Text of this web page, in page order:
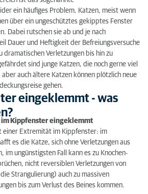
eingeklemmt - was kann
bei der Katze
Katze im Kippfenster
ein häufiges Problem. Katzen, meist wenn
über ein ungeschütztes gekipptes Fenster
Dabei rutschen sie ab und je nach
Dauer und Heftigkeit der Befreiungsversuche
dramatischen Verletzungen bis hin zu
sind junge Katzen, die noch gerne viel
aber auch ältere Katzen können plötzlich neue
gehen.
eingeklemmt - was
im Kippfenster eingeklemmt
einer Extremität im Kippfenster: im
es die Katze, sich ohne Verletzungen aus
im ungünstigsten Fall kann es zu Knochen-
nicht reversiblen Verletzungen von
Strangulierung) auch zu massiven
bis zum Verlust des Beines kommen.